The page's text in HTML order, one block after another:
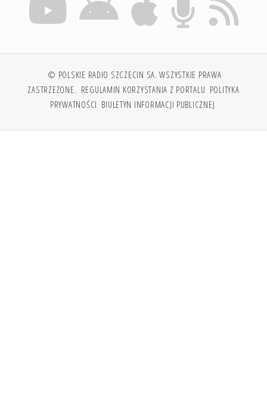
© POLSKIE RADIO SZCZECIN SA. WSZYSTKIE PRAWA
ZASTRZEŻONE. REGULAMIN KORZYSTANIA Z PORTALU POLITYKA
PRYWATNOŚCI BIULETYN INFORMACJI PUBLICZNEJ